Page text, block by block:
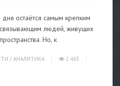
остаётся самым крепким
людей, живущих
Но, к
/ АНАЛИТИКА
2 463